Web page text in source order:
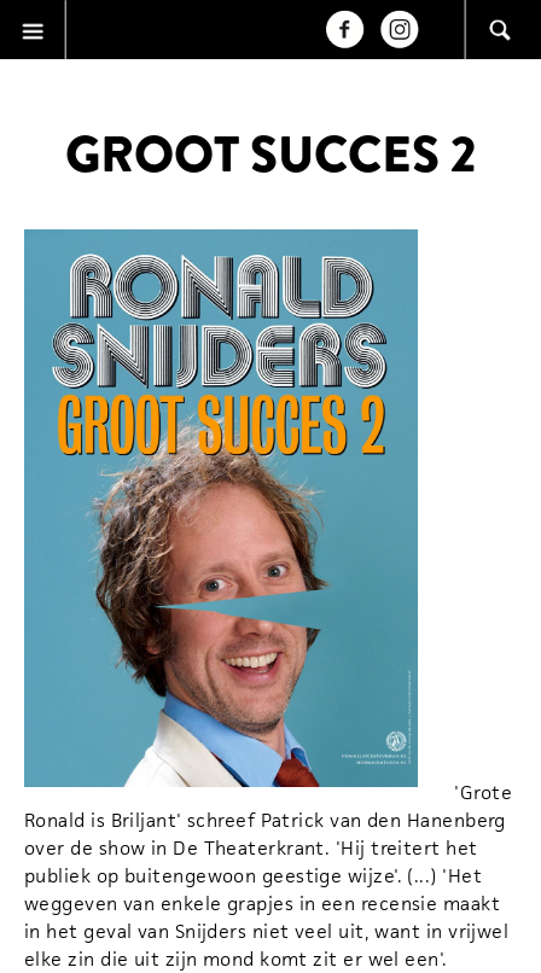
GROOT SUCCES 2
'Grote
Ronald is Briljant' schreef Patrick van den Hanenberg
over de show in De Theaterkrant. 'Hij treitert het
publiek op buitengewoon geestige wijze'. (...) 'Het
weggeven van enkele grapjes in een recensie maakt
in het geval van Snijders niet veel uit, want in vrijwel
elke zin die uit zijn mond komt zit er wel een'.